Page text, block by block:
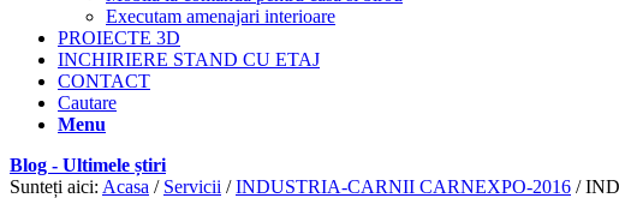
Executam amenajari interioare
PROIECTE 3D
INCHIRIERE STAND CU ETAJ
CONTACT
Cautare
Menu
Blog - Ultimele știri
Sunteți aici: Acasa / Servicii / INDUSTRIA-CARNII CARNEXPO-2016 /